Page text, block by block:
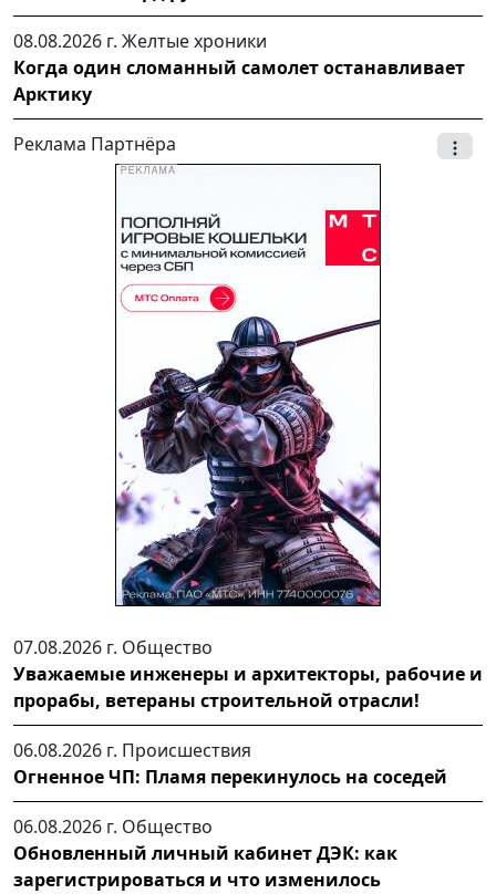
08.08.2026 г. Желтые хроники
Когда один сломанный самолет останавливает
Арктику
Реклама Партнёра
07.08.2026 г. Общество
Уважаемые инженеры и архитекторы, рабочие и
прорабы, ветераны строительной отрасли!
06.08.2026 г. Происшествия
Огненное ЧП: Пламя перекинулось на соседей
06.08.2026 г. Общество
Обновленный личный кабинет ДЭК: как
зарегистрироваться и что изменилось